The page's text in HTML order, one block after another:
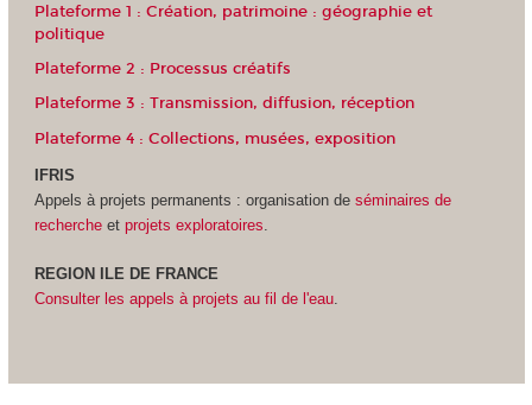
Plateforme 1 : Création, patrimoine : géographie et
politique
Plateforme 2 : Processus créatifs
Plateforme 3 : Transmission, diffusion, réception
Plateforme 4 : Collections, musées, exposition
IFRIS
Appels à projets permanents : organisation de séminaires de
rechercheet projets exploratoires.
REGION ILE DE FRANCE
Consulter les appels à projets au fil de l'eau.